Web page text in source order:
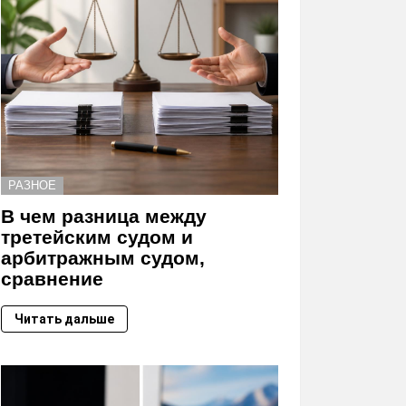
РАЗНОЕ
В чем разница между
третейским судом и
арбитражным судом,
сравнение
Читать дальше